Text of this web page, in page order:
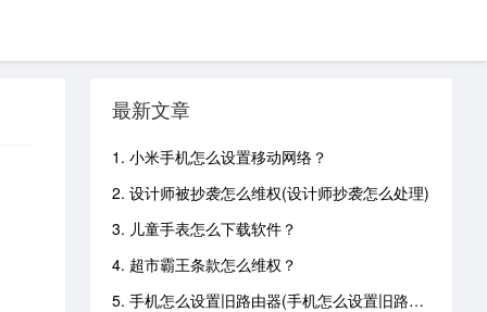
最新文章
1. 小米手机怎么设置移动网络？
2. 设计师被抄袭怎么维权(设计师抄袭怎么处理)
3. 儿童手表怎么下载软件？
4. 超市霸王条款怎么维权？
5. 手机怎么设置旧路由器(手机怎么设置旧路由器连接)